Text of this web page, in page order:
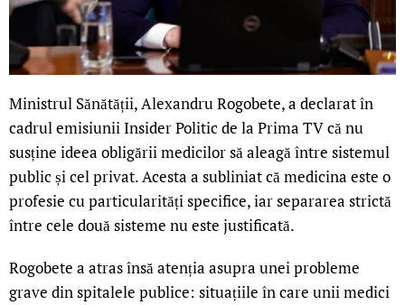
Ministrul Sănătății, Alexandru Rogobete, a declarat în
cadrul emisiunii Insider Politic de la Prima TV că nu
susține ideea obligării medicilor să aleagă între sistemul
public și cel privat. Acesta a subliniat că medicina este o
profesie cu particularități specifice, iar separarea strictă
între cele două sisteme nu este justificată.
Rogobete a atras însă atenția asupra unei probleme
grave din spitalele publice: situațiile în care unii medici